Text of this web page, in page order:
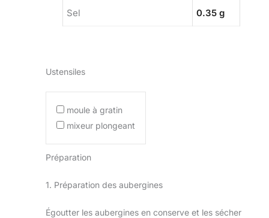
Sel 0.35 g
Ustensiles
moule à gratin
mixeur plongeant
Préparation
1. Préparation des aubergines
Égoutter les aubergines en conserve et les sécher